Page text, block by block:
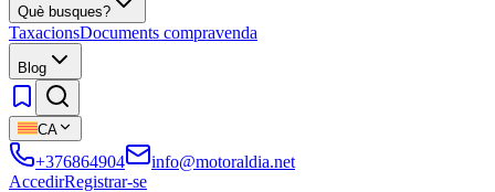
Què busques?
TaxacionsDocuments compravenda
Blog
CA
+376864904
info@motoraldia.net
AccedirRegistrar-se